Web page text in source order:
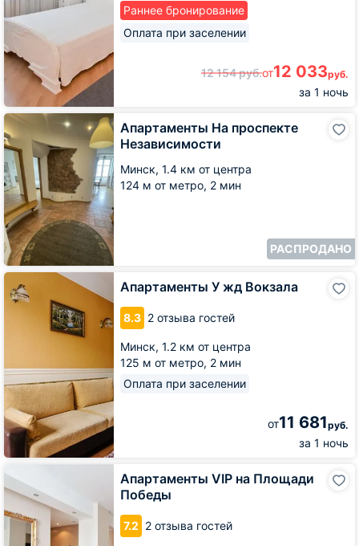
Раннее бронирование
Оплата при заселении
12 154руб.от12 033руб.
за 1 ночь
Апартаменты На проспекте
Независимости
Минск, 1.4 км от центра
124 м от метро, 2 мин
РАСПРОДАНО
Апартаменты
На
проспекте
Независимости
Апартаменты У жд Вокзала
8.3 2 отзыва гостей
Минск, 1.2 км от центра
125 м от метро, 2 мин
Оплата при заселении
от11 681руб.
за 1 ночь
Апартаменты
жд
Апартаменты VIP на Площади
Победы
7.2 2 отзыва гостей
VIP
на
Площади
Победы